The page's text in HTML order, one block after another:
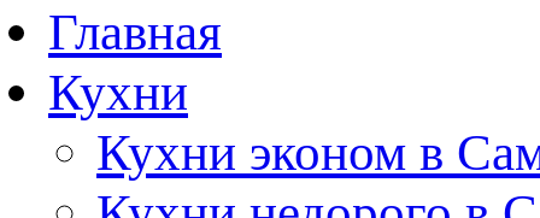
Главная
Кухни
Кухни эконом в